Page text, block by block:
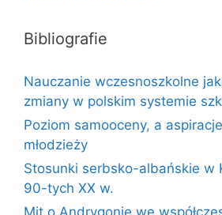
Bibliografie
Nauczanie wczesnoszkolne
zmiany w polskim systemie
Poziom samooceny, a
młodzieży
Stosunki serbsko-albańskie w
90-tych XX w.
Mit o Andrygonie we